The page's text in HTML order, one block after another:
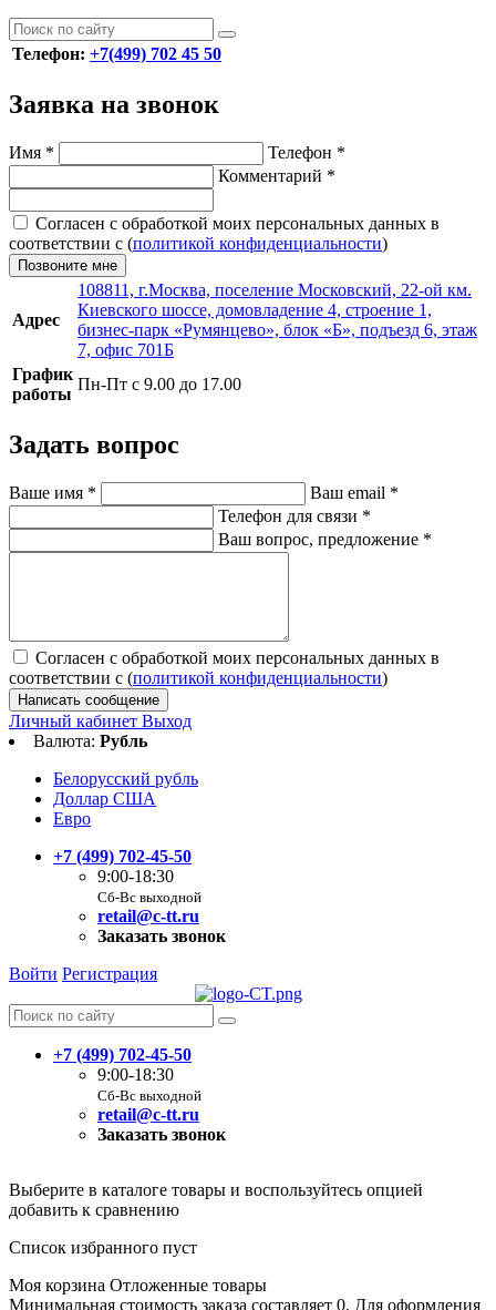
Телефон: +7(499) 702 45 50
Заявка на звонок
Имя * Телефон *
Комментарий *
Согласен с обработкой моих персональных данных в
соответствии с (политикой конфиденциальности)
Позвоните мне
Адрес
108811, г.Москва, поселение Московский, 22-ой км.
Киевского шоссе, домовладение 4, строение 1,
бизнес-парк «Румянцево», блок «Б», подъезд 6, этаж
7, офис 701Б
График
работы
Пн-Пт с 9.00 до 17.00
Задать вопрос
Ваше имя * Ваш email *
Телефон для связи *
Ваш вопрос, предложение *
Согласен с обработкой моих персональных данных в
соответствии с (политикой конфиденциальности)
Написать сообщение
Личный кабинет Выход
Валюта: Рубль
Белорусский рубль
Доллар США
Евро
+7 (499) 702-45-50
9:00-18:30
Сб-Вс выходной
retail@c-tt.ru
Заказать звонок
Войти Регистрация
+7 (499) 702-45-50
9:00-18:30
Сб-Вс выходной
retail@c-tt.ru
Заказать звонок
Выберите в каталоге товары и воспользуйтесь опцией
добавить к сравнению
Список избранного пуст
Моя корзина Отложенные товары
Минимальная стоимость заказа составляет 0. Для оформления